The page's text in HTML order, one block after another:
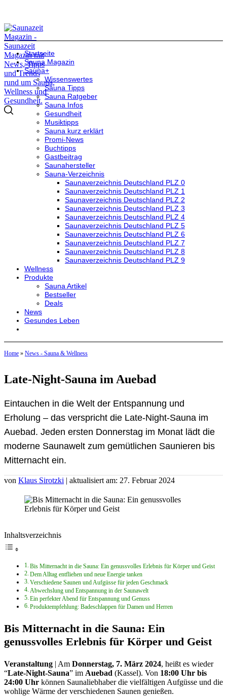
Startseite
Sauna Magazin
Sauna+
Wissenswertes
Sauna Tipps
Sauna Ratgeber
Sauna Infos
Gesundheit
Musiktipps
Sauna kurz erklärt
Promi-News
Buchtipps
Gastbeitrag
Saunahersteller
Sauna-Verzeichnis
Saunaverzeichnis Deutschland PLZ 0
Saunaverzeichnis Deutschland PLZ 1
Saunaverzeichnis Deutschland PLZ 2
Saunaverzeichnis Deutschland PLZ 3
Saunaverzeichnis Deutschland PLZ 4
Saunaverzeichnis Deutschland PLZ 5
Saunaverzeichnis Deutschland PLZ 6
Saunaverzeichnis Deutschland PLZ 7
Saunaverzeichnis Deutschland PLZ 8
Saunaverzeichnis Deutschland PLZ 9
Wellness
Produkte
Sauna Artikel
Bestseller
Deals
News
Gesundes Leben
Home » News - Sauna & Wellness
Late-Night-Sauna im Auebad
Eintauchen in die Welt der Entspannung und
Erholung – das verspricht die Late-Night-Sauna im
Auebad. Jeden ersten Donnerstag im Monat lädt die
moderne Saunawelt zum gemütlichen Saunieren bis
Mitternacht ein.
von Klaus Sirotzki | aktualisiert am: 27. Februar 2024
Inhaltsverzeichnis
Bis Mitternacht in die Sauna: Ein genussvolles Erlebnis für Körper und Geist
Dem Alltag entfliehen und neue Energie tanken
Verschiedene Saunen und Aufgüsse für jeden Geschmack
Abwechslung und Entspannung in der Saunawelt
Ein perfekter Abend für Entspannung und Genuss
Produktempfehlung: Badeschlappen für Damen und Herren
Bis Mitternacht in die Sauna: Ein
genussvolles Erlebnis für Körper und Geist
Veranstaltung | Am Donnerstag, 7. März 2024, heißt es wieder
“Late-Night-Sauna” im Auebad (Kassel). Von 18:00 Uhr bis
24:00 Uhr können Saunaliebhaber die vielfältigen Aufgüsse und die
wohlige Wärme der verschiedenen Saunen genießen.